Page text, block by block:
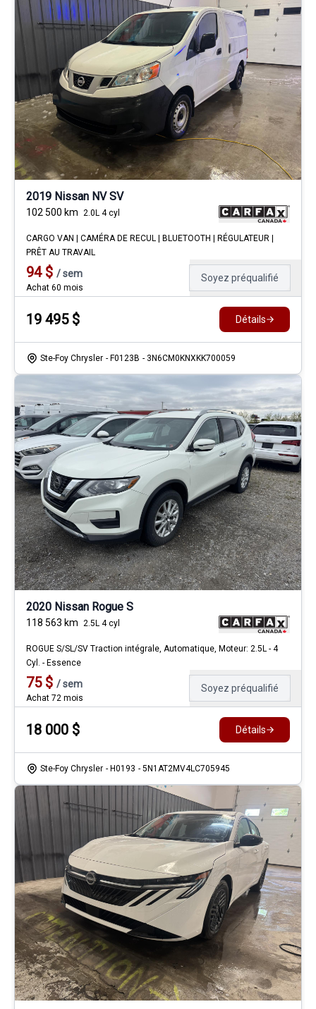
2019 Nissan NV SV
102 500 km 2.0L 4 cyl
CARGO VAN | CAMÉRA DE RECUL | BLUETOOTH | RÉGULATEUR |
PRÊT AU TRAVAIL
94$ /sem
Achat 60 mois
Soyez préqualifié
19 495$ Détails
Ste-Foy Chrysler - F0123B - 3N6CM0KNXKK700059
2020 Nissan Rogue S
118 563 km 2.5L 4 cyl
ROGUE S/SL/SV Traction intégrale, Automatique, Moteur: 2.5L - 4
Cyl. - Essence
75$ /sem
Achat 72 mois
Soyez préqualifié
18 000 $ Détails
Ste-Foy Chrysler - H0193 - 5N1AT2MV4LC705945